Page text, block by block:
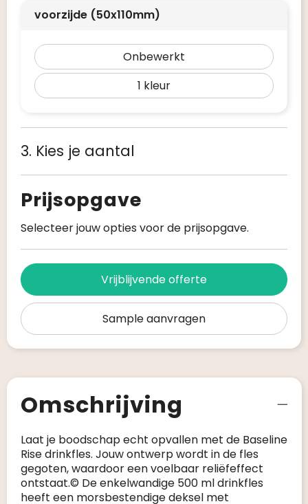
voorzijde (50x110mm)
Onbewerkt
1
3. Kies je aantal
Prijsopgave
Selecteer jouw opties voor de prijsopgave.
Vrijblijvende offerte
Sample aanvragen
Omschrijving
Laat je boodschap echt opvallen met de Baseline
Rise drinkfles. Jouw ontwerp wordt in de fles
gegoten, waardoor een voelbaar reliëfeffect
ontstaat.© De enkelwandige 500 ml drinkfles
heeft een morsbestendige deksel met